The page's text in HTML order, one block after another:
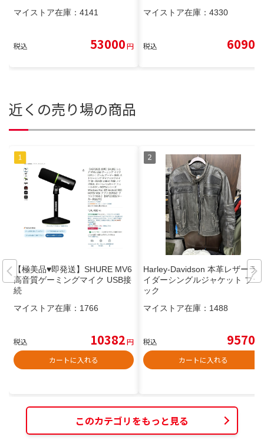
マイストア在庫： 4141
税込 53000円
マイストア在庫： 4330
税込 6090
近くの売り場の商品
【極美品♥即発送】SHURE MV6
高音質ゲーミングマイク USB接
続
マイストア在庫： 1766
税込 10382円
カートに入れる
Harley-Davidson 本革レザーラ
イダーシングルジャケット ブラ
ック
マイストア在庫： 1488
税込 9570
カートに入れる
このカテゴリをもっと見る